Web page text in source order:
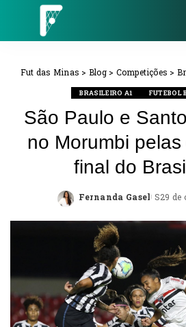
Fut das Minas > Blog> Competições >
BRASILEIRO A1 FUTEBOL
São Paulo e
no Morumbi
final do
Posted
Fernanda Gasel 29 de